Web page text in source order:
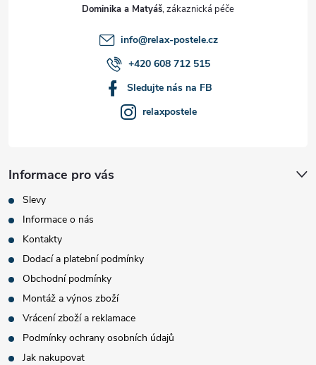
Dominika a Matyáš
info@relax-postele.cz
+420 608 712 515
Sledujte nás na FB
relaxpostele
Informace pro vás
Slevy
Informace o nás
Kontakty
Dodací a platební podmínky
Obchodní podmínky
Montáž a výnos zboží
Vrácení zboží a reklamace
Podmínky ochrany osobních údajů
Jak nakupovat